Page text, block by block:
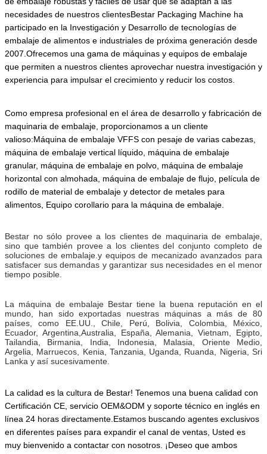
necesidades de nuestros clientesBestar Packaging Machine ha
participado en la Investigación y Desarrollo de tecnologías de
embalaje de alimentos e industriales de próxima generación desde
2007.Ofrecemos una gama de máquinas y equipos de embalaje
que permiten a nuestros clientes aprovechar nuestra investigación y
experiencia para impulsar el crecimiento y reducir los costos.
Como empresa profesional en el área de desarrollo y fabricación de
maquinaria de embalaje, proporcionamos a un cliente
valioso:Máquina de embalaje VFFS con pesaje de varias cabezas,
máquina de embalaje vertical líquido, máquina de embalaje
granular, máquina de embalaje en polvo, máquina de embalaje
horizontal con almohada, máquina de embalaje de flujo, película de
rodillo de material de embalaje y detector de metales para
alimentos, Equipo corollario para la máquina de embalaje.
Bestar no sólo provee a los clientes de maquinaria de embalaje,
sino que también provee a los clientes del conjunto completo de
soluciones de embalaje.y equipos de mecanizado avanzados para
satisfacer sus demandas y garantizar sus necesidades en el menor
tiempo posible.
La máquina de embalaje Bestar tiene la buena reputación en el
mundo, han sido exportadas nuestras máquinas a más de 80
países, como EE.UU., Chile, Perú, Bolivia, Colombia, México,
Ecuador, Argentina,Australia, España, Alemania, Vietnam, Egipto,
Tailandia, Birmania, India, Indonesia, Malasia, Oriente Medio,
Argelia, Marruecos, Kenia, Tanzania, Uganda, Ruanda, Nigeria, Sri
Lanka y así sucesivamente.
La calidad es la cultura de Bestar! Tenemos una buena calidad con
Certificación CE, servicio OEM&ODM y soporte técnico en inglés en
línea 24 horas directamente.Estamos buscando agentes exclusivos
en diferentes países para expandir el canal de ventas, Usted es
muy bienvenido a contactar con nosotros. ¡Deseo que ambos